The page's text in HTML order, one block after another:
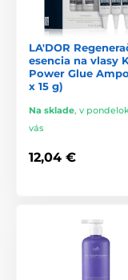
LA'DOR
esencia na vlasy
Power Glue
x 15 g)
Na sklade, v
vás
12,04 €